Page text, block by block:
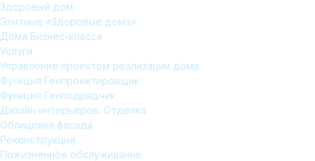
Здоровый дом
Элитные «Здоровые дома»
Дома Бизнес-класса
Услуги
Управление проектом реализации дома
Функция Генпроектировщик
Функция Генподрядчик
Дизайн интерьеров. Отделка
Облицовка фасада
Реконструкция
Пожизненное обслуживание